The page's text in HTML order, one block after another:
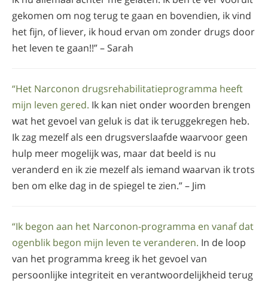
gekomen om nog terug te gaan en bovendien, ik vind
het fijn, of liever, ik houd ervan om zonder drugs door
het leven te gaan!!” – Sarah
“Het Narconon drugsrehabilitatie­programma heeft
mijn leven gered. Ik kan niet onder woorden brengen
wat het gevoel van geluk is dat ik teruggekregen heb.
Ik zag mezelf als een drugsverslaafde waarvoor geen
hulp meer mogelijk was, maar dat beeld is nu
veranderd en ik zie mezelf als iemand waarvan ik trots
ben om elke dag in de spiegel te zien.” – Jim
“Ik begon aan het Narconon-programma en vanaf dat
ogenblik begon mijn leven te veranderen. In de loop
van het programma kreeg ik het gevoel van
persoonlijke integriteit en verantwoordelijkheid terug